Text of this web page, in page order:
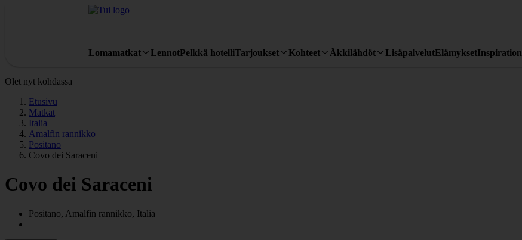
Lomamatkat LennotPelkkä hotelliTarjoukset Kohteet Äkkilähdöt LisäpalvelutElämyksetInspiration
Olet nyt kohdassa
Etusivu
Matkat
Italia
Amalfin rannikko
Positano
Covo dei Saraceni
Covo dei Saraceni
Positano, Amalfin rannikko, Italia